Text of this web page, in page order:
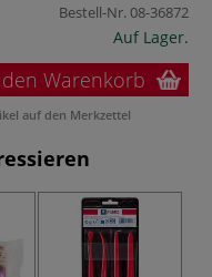
Bestell-Nr.08-36872
Auf Lager.
Warenkorb
auf den Merkzettel